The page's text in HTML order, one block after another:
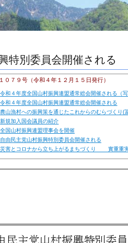
特別委員会開催される
０７９号（令和４年１２月１５日発行）
令和４年度全国山村振興連盟通常総会開催される（写
令和４年度全国山村振興連盟通常総会開催される
農山漁村への振興策を通じたこれからのむらづくり(
新規加入国会議員の紹介
全国山村振興連盟理事会を開催
自由民主党山村振興特別委員会開催される
災害とコロナから立ち上がるまちづくり 實重重